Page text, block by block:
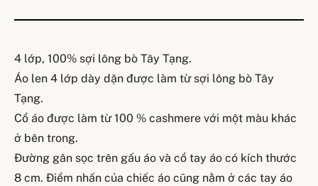
4 lớp, 100% sợi lông bò Tây Tạng.
Áo len 4 lớp dày dặn được làm từ sợi lông bò Tây
Tạng.
Cổ áo được làm từ 100 % cashmere với một màu khác
ở bên trong.
Đường gân sọc trên gấu áo và cổ tay áo có kích thước
8 cm. Điểm nhấn của chiếc áo cũng nằm ở các tay áo